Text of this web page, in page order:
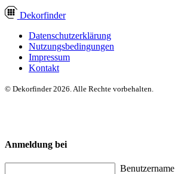
Dekorfinder
Datenschutzerklärung
Nutzungsbedingungen
Impressum
Kontakt
© Dekorfinder 2026. Alle Rechte vorbehalten.
Anmeldung bei
Benutzername